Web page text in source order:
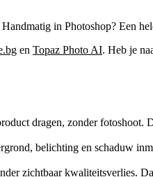
in Photoshop? Een
en Topaz Photo AI. Heb je
dragen, zonder fotoshoot.
belichting en schaduw
zichtbaar kwaliteitsverlies.